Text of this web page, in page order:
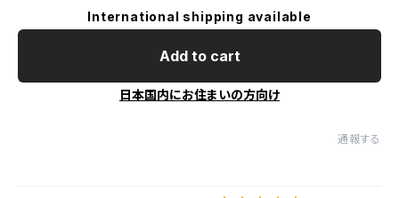
International shipping available
Add to cart
日本国内にお住まいの方向け
通報する